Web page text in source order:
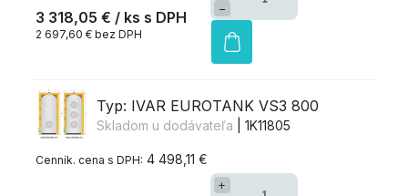
3 318,05 € / ks
2 697,60 € bez DPH
−
Typ: IVAR EUROTANK VS3 800
Skladom u dodávateľa | 1K11805
4 498,11 €
+